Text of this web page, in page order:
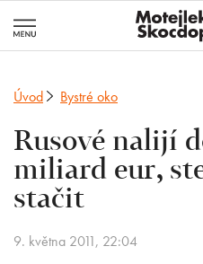
Úvod Bystré oko
Rusové nalijí
miliard eur,
stačit
9. května 2011, 22:04